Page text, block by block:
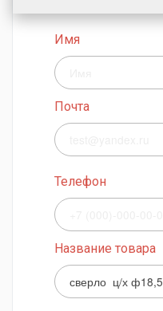
Имя
Почта
Телефон
Название товара